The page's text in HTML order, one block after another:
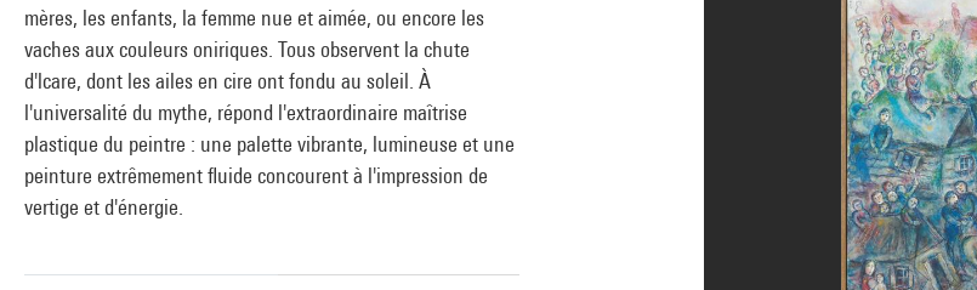
mères, les enfants, la femme nue et aimée, ou encore les
vaches aux couleurs oniriques. Tous observent la chute
d'lcare, dont les ailes en cire ont fondu au soleil. À
l'universalité du mythe, répond l'extraordinaire maîtrise
plastique du peintre : une palette vibrante, lumineuse et une
peinture extrêmement fluide concourent à l'impression de
vertige et d'énergie.